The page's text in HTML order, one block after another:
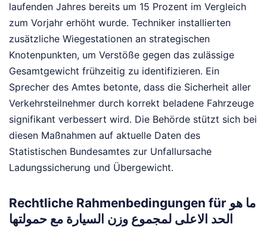
laufenden Jahres bereits um 15 Prozent im Vergleich
zum Vorjahr erhöht wurde. Techniker installierten
zusätzliche Wiegestationen an strategischen
Knotenpunkten, um Verstöße gegen das zulässige
Gesamtgewicht frühzeitig zu identifizieren. Ein
Sprecher des Amtes betonte, dass die Sicherheit aller
Verkehrsteilnehmer durch korrekt beladene Fahrzeuge
signifikant verbessert wird. Die Behörde stützt sich bei
diesen Maßnahmen auf aktuelle Daten des
Statistischen Bundesamtes zur Unfallursache
Ladungssicherung und Übergewicht.
Rechtliche Rahmenbedingungen für ما هو
الحد الاعلى لمجموع وزن السيارة مع حمولتها